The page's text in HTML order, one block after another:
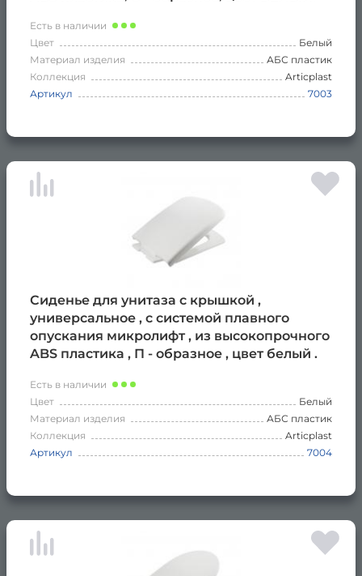
Есть в наличии
Цвет
Белый
Материал изделия
АБС пластик
Коллекция
Articplast
Артикул
7003
Сиденье для унитаза с крышкой ,
универсальное , с системой плавного
опускания микролифт , из высокопрочного
ABS пластика , П - образное , цвет белый .
Есть в наличии
Цвет
Белый
Материал изделия
АБС пластик
Коллекция
Articplast
Артикул
7004